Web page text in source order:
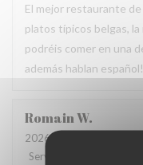
El mejor restaurante
platos típicos belgas,
podréis comer en una
además hablan
RomainW
2026-06-21
Service